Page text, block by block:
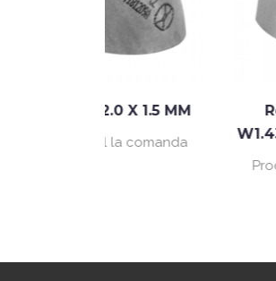
Reductie
W1.4301 60.3 >
Produs disponibil